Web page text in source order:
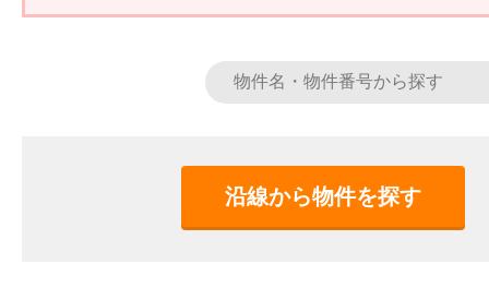
沿線から物件を探す